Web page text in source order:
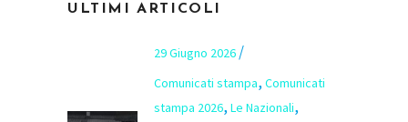
ULTIMI ARTICOLI
29 Giugno 2026
Comunicati stampa, Comunicati
stampa 2026, Le Nazionali,